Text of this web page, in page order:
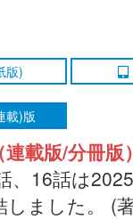
版)
載)版
載版/分冊版）
、16話は
ました。 (